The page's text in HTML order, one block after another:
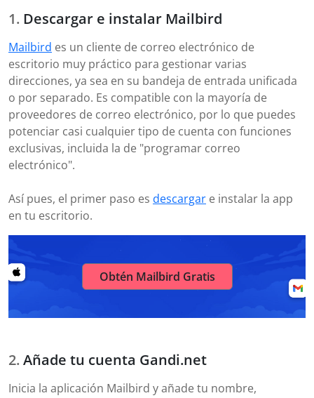
Descargar e instalar Mailbird
Mailbird es un cliente de correo electrónico de
escritorio muy práctico para gestionar varias
direcciones, ya sea en su bandeja de entrada unificada
o por separado. Es compatible con la mayoría de
proveedores de correo electrónico, por lo que puedes
potenciar casi cualquier tipo de cuenta con funciones
exclusivas, incluida la de "programar correo
electrónico".
Así pues, el primer paso es descargar e instalar la app
en tu escritorio.
Obtén Mailbird Gratis
Añade tu cuenta Gandi.net
Inicia la aplicación Mailbird y añade tu nombre,